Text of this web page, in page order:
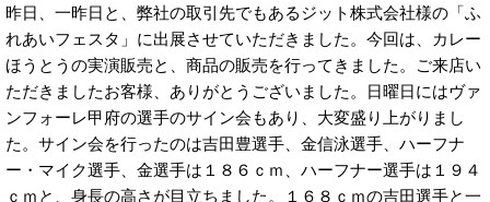
昨日、一昨日と、弊社の取引先でもあるジット株式会社様の「ふ
れあいフェスタ」に出展させていただきました。今回は、カレー
ほうとうの実演販売と、商品の販売を行ってきました。ご来店い
ただきましたお客様、ありがとうございました。日曜日にはヴァ
ンフォーレ甲府の選手のサイン会もあり、大変盛り上がりまし
た。サイン会を行ったのは吉田豊選手、金信泳選手、ハーフナ
ー・マイク選手、金選手は１８６ｃｍ、ハーフナー選手は１９４
ｃｍと、身長の高さが目立ちました。１６８ｃｍの吉田選手と一